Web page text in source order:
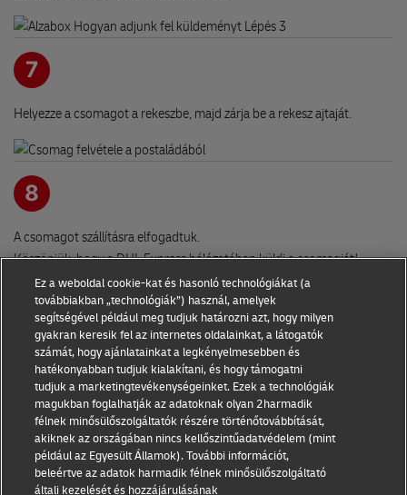
7
Helyezze a csomagot a rekeszbe, majd zárja be a rekesz ajtaját.
8
A csomagot szállításra elfogadtuk.
Köszönjük, hogy a DHL Express hálózatában küldi a csomagját!
Ez a weboldal cookie-kat és hasonló technológiákat (a
továbbiakban „technológiák”) használ, amelyek
segítségével például meg tudjuk határozni azt, hogy milyen
gyakran keresik fel az internetes oldalainkat, a látogatók
számát, hogy ajánlatainkat a legkényelmesebben és
hatékonyabban tudjuk kialakítani, és hogy támogatni
tudjuk a marketingtevékenységeinket. Ezek a technológiák
magukban foglalhatják az adatoknak olyan 2harmadik
félnek minősülőszolgáltatók részére történőtovábbítását,
akiknek az országában nincs kellőszintűadatvédelem (mint
például az Egyesült Államok). További információt,
beleértve az adatok harmadik félnek minősülőszolgáltató
általi kezelését és hozzájárulásának